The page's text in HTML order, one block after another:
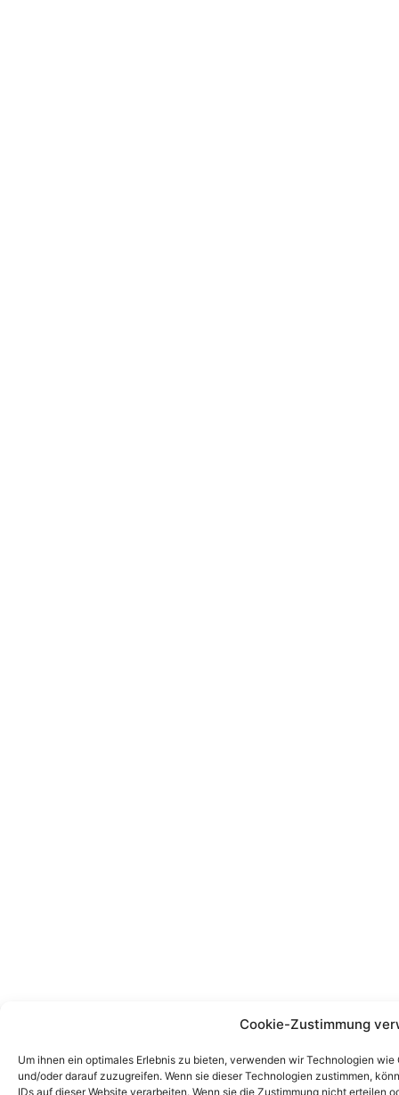
Cookie-Zustimmung
Um ihnen ein optimales Erlebnis zu bieten, verwenden wir Technologien
und/oder darauf zuzugreifen. Wenn sie dieser Technologien zustimmen,
IDs auf dieser Website verarbeiten. Wenn sie die Zustimmung nicht erteilen